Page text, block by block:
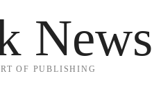
News
OF PUBLISHING